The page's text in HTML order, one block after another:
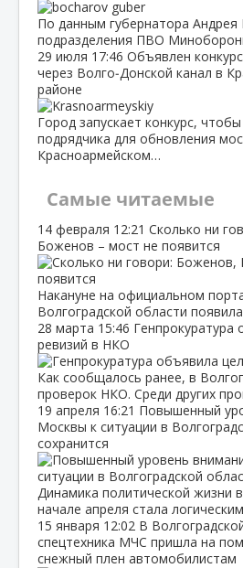
По данным губернатора
подразделения ПВО
29 июля 17:46 Объявлен
через Волго‑Донской канал в
районе
Город запускает конкурс,
подрядчика для обновления
Красноармейском…
Самые читаемые
14 февраля 12:21 Сколько ни
Боженов – мост не появится
Накануне на официальном
Волгоградской области
28 марта 15:46 Генпрокуратура
ревизий в НКО
Как сообщалось ранее, в
проверок НКО. Среди других
19 апреля 16:21 Повышенный
Москвы к ситуации в
сохранится
Динамика политической жизни
начале апреля стала
15 января 12:02 В
спецтехника МЧС пришла на
снежный плен автомобилистам